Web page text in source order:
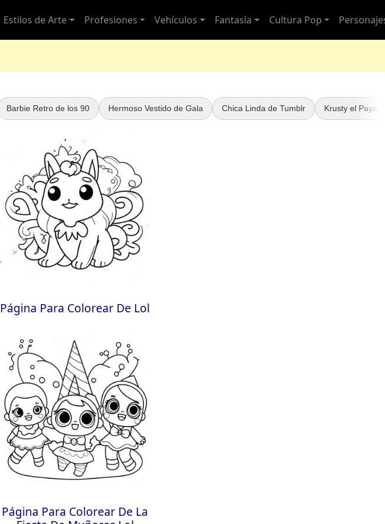
Estilos de Arte Profesiones Vehículos Fantasía Cultura Pop
Barbie Retro de los 90 Hermoso Vestido de Gala Chica Linda de Tumblr Krusty el
Página Para Colorear De Lol
Página Para Colorear De La